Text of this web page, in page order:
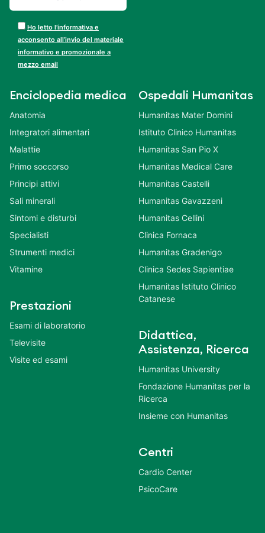
Ho letto l’informativa e
acconsento all’invio del materiale
informativo e promozionale a
mezzo email
Enciclopedia medica
Anatomia
Integratori alimentari
Malattie
Primo soccorso
Principi attivi
Sali minerali
Sintomi e disturbi
Specialisti
Strumenti medici
Vitamine
Prestazioni
Esami di laboratorio
Televisite
Visite ed esami
Ospedali Humanitas
Humanitas Mater Domini
Istituto Clinico Humanitas
Humanitas San Pio X
Humanitas Medical Care
Humanitas Castelli
Humanitas Gavazzeni
Humanitas Cellini
Clinica Fornaca
Humanitas Gradenigo
Clinica Sedes Sapientiae
Humanitas Istituto Clinico
Catanese
Didattica,
Assistenza, Ricerca
Humanitas University
Fondazione Humanitas per la
Ricerca
Insieme con Humanitas
Centri
Cardio Center
PsicoCare